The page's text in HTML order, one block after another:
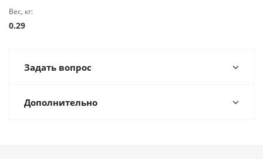
Вес, кг:
0.29
Задать вопрос
Дополнительно